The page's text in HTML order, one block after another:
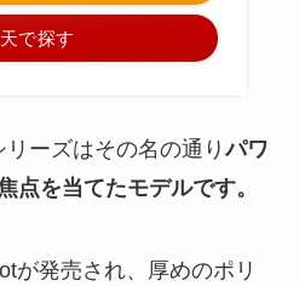
で探す
ーズはその名の通りパワ
点を当てたモデルです。
が発売され、厚めのポリ